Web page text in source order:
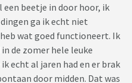
een beetje in door hoor, ik
ga ik echt niet
wat goed functioneert. Ik
de zomer hele leuke
echt al jaren had en er brak
door midden. Dat was